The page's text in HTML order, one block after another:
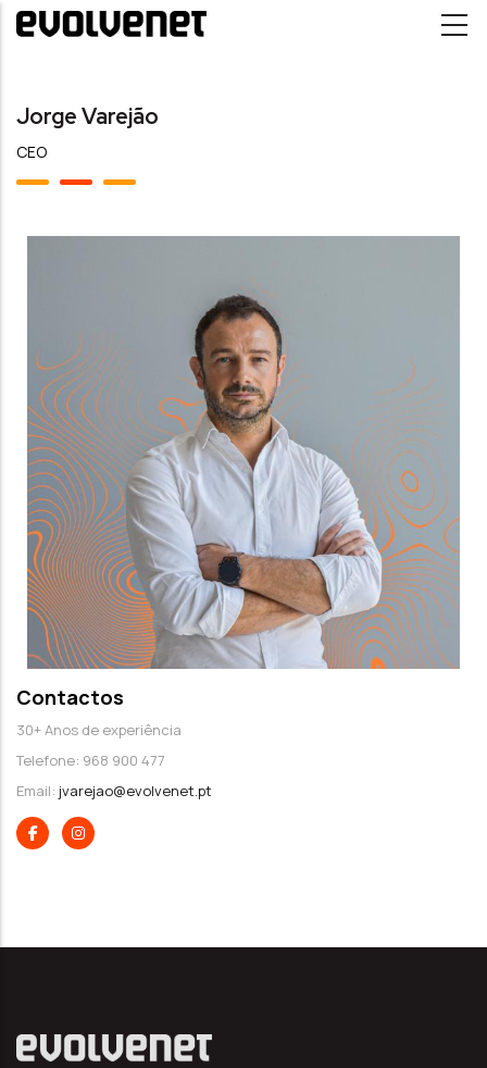
Passar para o conteúdo principal
Jorge Varejão
CEO
Contactos
30+ Anos de experiência
Telefone: 968 900 477
Email: jvarejao@evolvenet.pt